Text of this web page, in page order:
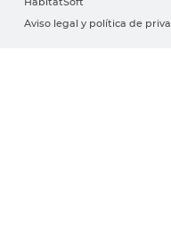
Aviso legal y política de